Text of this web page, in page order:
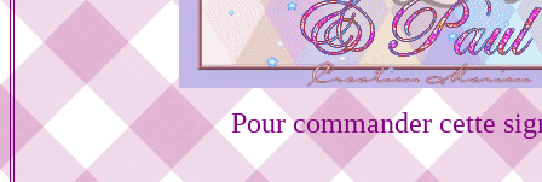
Pour commander cette